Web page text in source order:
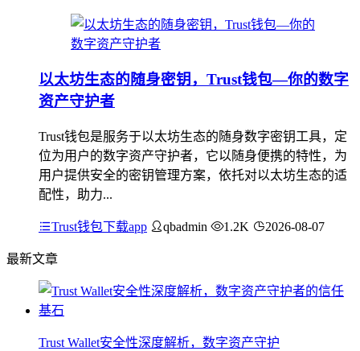
以太坊生态的随身密钥，Trust钱包—你的数字
资产守护者
Trust钱包是服务于以太坊生态的随身数字密钥工具，定
位为用户的数字资产守护者，它以随身便携的特性，为
用户提供安全的密钥管理方案，依托对以太坊生态的适
配性，助力...
Trust钱包下载app qbadmin 1.2K 2026-08-07
最新文章
Trust Wallet安全性深度解析，数字资产守护